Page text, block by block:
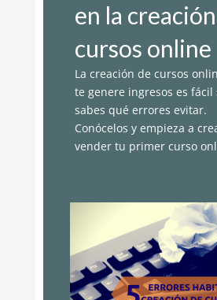
en la
cursos online
La creación de cursos
te genere ingresos es fácil
sabes qué errores evitar.
Conócelos y empieza a
vender tu primer curso